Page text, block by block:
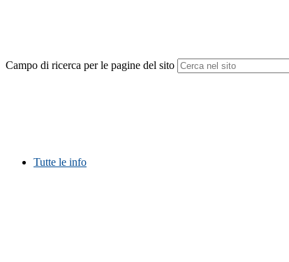
Campo di ricerca per le pagine del sito
Tutte le info